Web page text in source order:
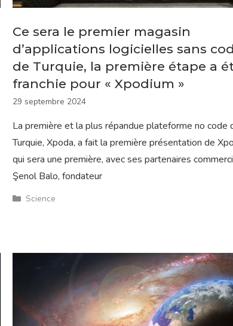
Ce sera le premier magasin
d’applications logicielles sans
de Turquie, la première étape a
franchie pour « Xpodium »
29 septembre 2024
La première et la plus répandue plateforme no code
Turquie, Xpoda, a fait la première présentation de
qui sera une première, avec ses partenaires
Şenol Balo, fondateur
Catégories
Science